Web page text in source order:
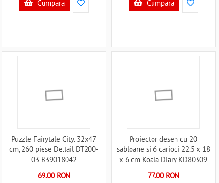
Cumpara Cumpara
Puzzle Fairytale City, 32x47
cm, 260 piese De.tail DT200-
03 B39018042
69.00 RON
Proiector desen cu 20
sabloane si 6 carioci 22.5 x 18
x 6 cm Koala Diary KD80309
77.00 RON